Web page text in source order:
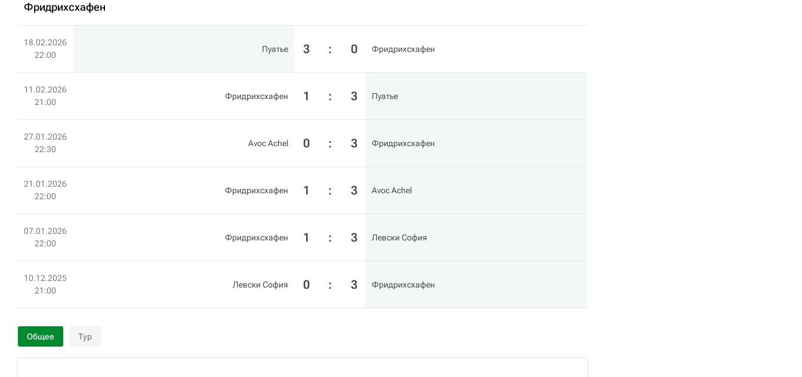
Фридрихсхафен
18.02.2026
22:00
Пуатье 3 : 0 Фридрихсхафен
11.02.2026
21:00
Фридрихсхафен 1 : 3 Пуатье
27.01.2026
22:30
Avoc Achel 0 : 3 Фридрихсхафен
21.01.2026
22:00
Фридрихсхафен 1 : 3 Avoc Achel
07.01.2026
22:00
Фридрихсхафен 1 : 3 Левски София
10.12.2025
21:00
Левски София 0 : 3 Фридрихсхафен
Общее Тур